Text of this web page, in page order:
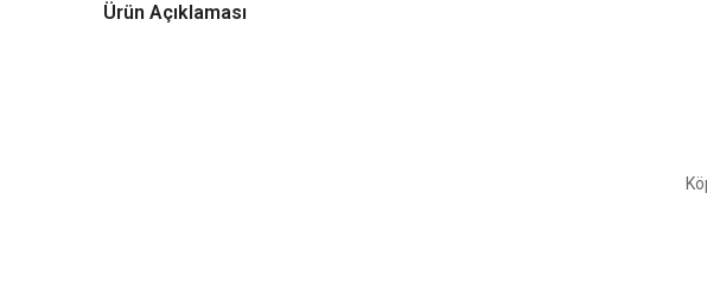
Ürün Açıklaması